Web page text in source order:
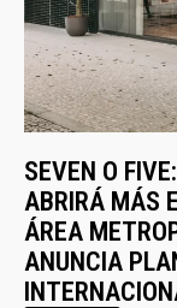
SEVEN O
ABRIRÁ MÁS
ÁREA
ANUNCIA